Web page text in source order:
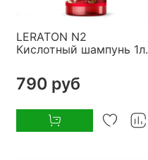
LERATON N2
Кислотный шампунь 1л.
790 руб